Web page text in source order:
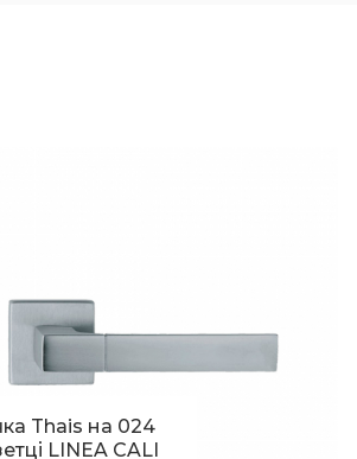
Thais на 024
LINEA CALI